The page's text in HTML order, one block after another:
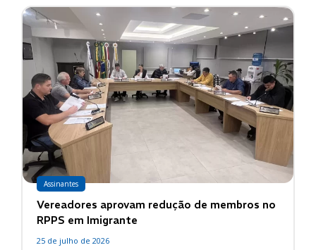
Assinantes
Vereadores aprovam redução de membros no
RPPS em Imigrante
25 de julho de 2026